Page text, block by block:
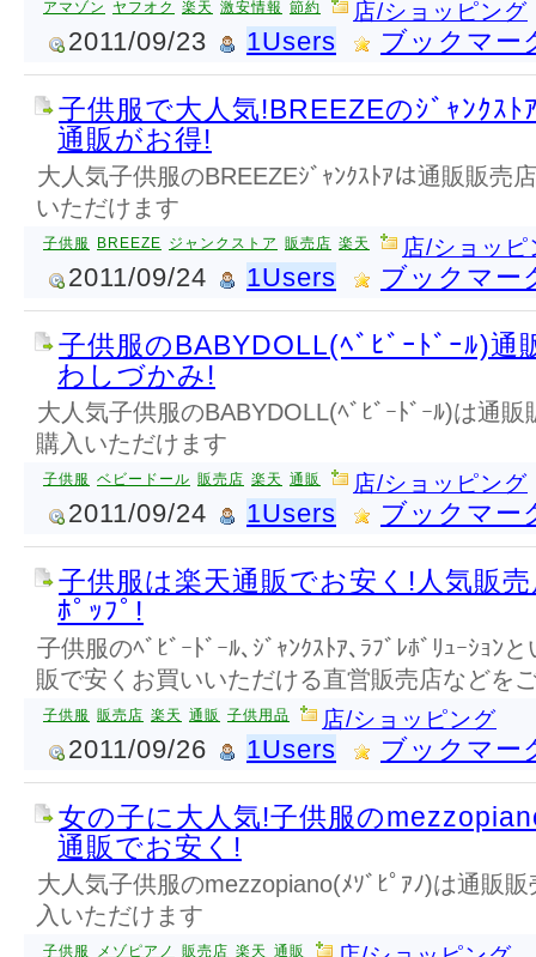
アマゾン ヤフオク 楽天 激安情報 節約 店/ショッピング
2011/09/23 1Users ブックマー
子供服で大人気!BREEZEのｼﾞｬﾝｸｽﾄ
通販がお得!
大人気子供服のBREEZEｼﾞｬﾝｸｽﾄｱは通販販売
いただけます
子供服 BREEZE ジャンクストア 販売店 楽天 店/ショッピ
2011/09/24 1Users ブックマー
子供服のBABYDOLL(ﾍﾞﾋﾞｰﾄﾞｰﾙ)通
わしづかみ!
大人気子供服のBABYDOLL(ﾍﾞﾋﾞｰﾄﾞｰﾙ)は通
購入いただけます
子供服 ベビードール 販売店 楽天 通販 店/ショッピング
2011/09/24 1Users ブックマー
子供服は楽天通販でお安く!人気販
ﾎﾟｯﾌﾟ!
子供服のﾍﾞﾋﾞｰﾄﾞｰﾙ､ｼﾞｬﾝｸｽﾄｱ､ﾗﾌﾞﾚﾎﾞﾘｭｰｼｮﾝ
販で安くお買いいただける直営販売店などを
子供服 販売店 楽天 通販 子供用品 店/ショッピング
2011/09/26 1Users ブックマー
女の子に大人気!子供服の
通販でお安く!
大人気子供服のmezzopiano(ﾒｿﾞﾋﾟｱﾉ)は通販
入いただけます
子供服 メゾピアノ 販売店 楽天 通販